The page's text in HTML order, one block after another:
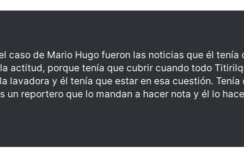
caso de Mario Hugo fueron las noticias que él tenía
actitud, porque tenía que cubrir cuando todo
lavadora y él tenía que estar en esa cuestión. Tenía
un reportero que lo mandan a hacer nota y él lo